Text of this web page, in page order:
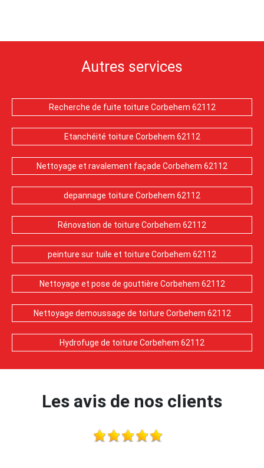
Autres services
Recherche de fuite toiture Corbehem 62112
Etanchéité toiture Corbehem 62112
Nettoyage et ravalement façade Corbehem 62112
depannage toiture Corbehem 62112
Rénovation de toiture Corbehem 62112
peinture sur tuile et toiture Corbehem 62112
Nettoyage et pose de gouttière Corbehem 62112
Nettoyage demoussage de toiture Corbehem 62112
Hydrofuge de toiture Corbehem 62112
Les avis de nos clients